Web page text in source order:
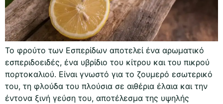
Το φρούτο των Εσπερίδων αποτελεί ένα αρωματικό
εσπεριδοειδές, ένα υβρίδιο του κίτρου και του πικρού
πορτοκαλιού. Είναι γνωστό για το ζουμερό εσωτερικό
του, τη φλούδα του πλούσια σε αιθέρια έλαια και την
έντονα ξινή γεύση του, αποτέλεσμα της υψηλής